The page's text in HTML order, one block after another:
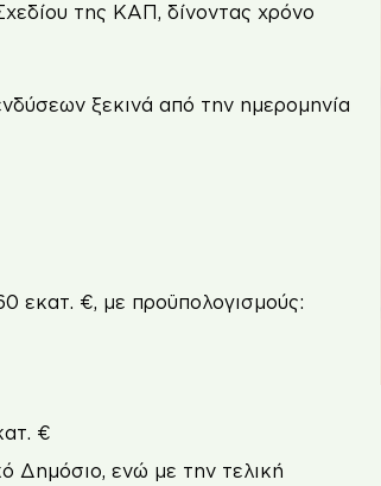
της ΚΑΠ, δίνοντας χρόνο
ξεκινά από την ημερομηνία
εκατ. €, με προϋπολογισμούς:
€
Δημόσιο, ενώ με την τελική